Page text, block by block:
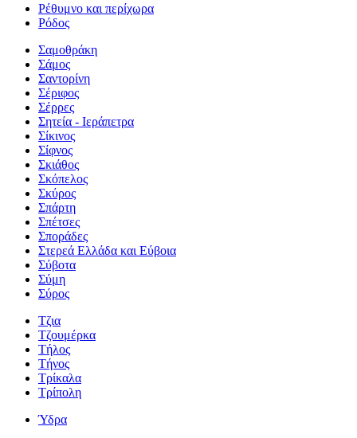
Ρέθυμνο και περίχωρα
Ρόδος
Σαμοθράκη
Σάμος
Σαντορίνη
Σέριφος
Σέρρες
Σητεία - Ιεράπετρα
Σίκινος
Σίφνος
Σκιάθος
Σκόπελος
Σκύρος
Σπάρτη
Σπέτσες
Σποράδες
Στερεά Ελλάδα και Εύβοια
Σύβοτα
Σύμη
Σύρος
Τζια
Τζουμέρκα
Τήλος
Τήνος
Τρίκαλα
Τρίπολη
Ύδρα